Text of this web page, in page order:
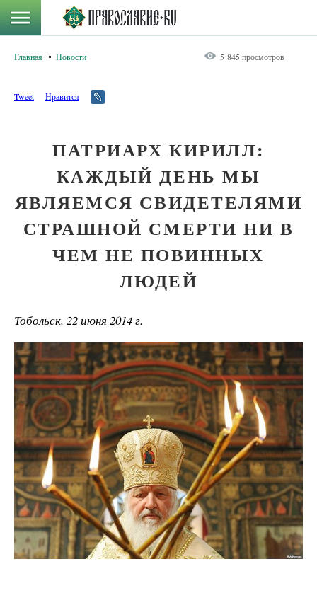
Главная Новости 5 845 просмотров
Tweet Нравится
ПАТРИАРХ КИРИЛЛ:
КАЖДЫЙ ДЕНЬ МЫ
ЯВЛЯЕМСЯ СВИДЕТЕЛЯМИ
СТРАШНОЙ СМЕРТИ НИ В
ЧЕМ НЕ ПОВИННЫХ
ЛЮДЕЙ
Тобольск, 22 июня 2014 г.